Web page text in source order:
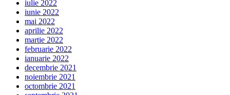
iulie 2022
iunie 2022
mai 2022
aprilie 2022
martie 2022
februarie 2022
ianuarie 2022
decembrie 2021
noiembrie 2021
octombrie 2021